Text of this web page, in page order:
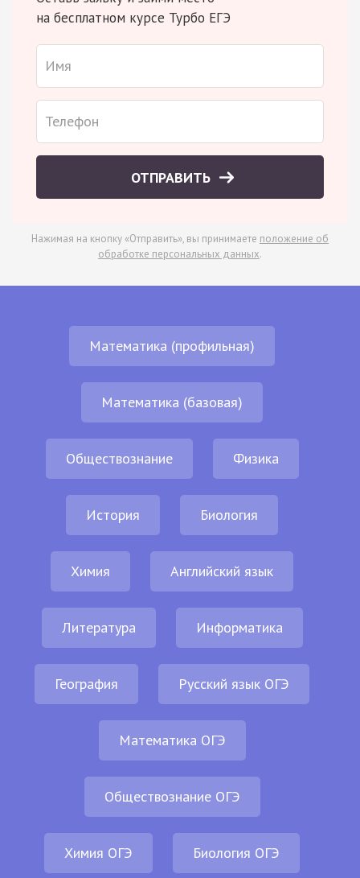
на бесплатном курсе Турбо ЕГЭ
ОТПРАВИТЬ
Нажимая на кнопку «Отправить», вы принимаете положение об
обработке персональных данных.
Математика (профильная)
Математика (базовая)
Обществознание Физика
История Биология
Химия Английский язык
Литература Информатика
География Русский язык ОГЭ
Математика ОГЭ
Обществознание ОГЭ
Химия ОГЭ Биология ОГЭ